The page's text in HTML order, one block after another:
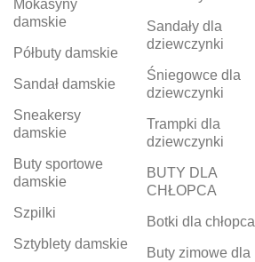
Mokasyny
damskie
Półbuty damskie
Sandał damskie
Sneakersy
damskie
Buty sportowe
damskie
Szpilki
Sztyblety damskie
Sandały dla
dziewczynki
Śniegowce dla
dziewczynki
Trampki dla
dziewczynki
BUTY DLA
CHŁOPCA
Botki dla chłopca
Buty zimowe dla